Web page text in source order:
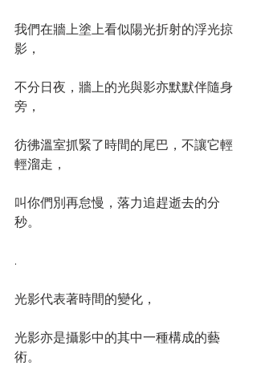
我們在牆上塗上看似陽光折射的浮光掠
影，
不分日夜，牆上的光與影亦默默伴隨身
旁，
彷彿溫室抓緊了時間的尾巴，不讓它輕
輕溜走，
叫你們別再怠慢，落力追趕逝去的分
秒。
.
光影代表著時間的變化，
光影亦是攝影中的其中一種構成的藝
術。